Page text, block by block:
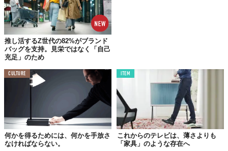
推し活するZ世代の82%がブランド
バッグを支持。見栄ではなく「自己
充足」のため
CULTURE
何かを得るためには、何かを手放さ
なければならない。
ITEM
これからのテレビは、薄さよりも
「家具」のような存在へ